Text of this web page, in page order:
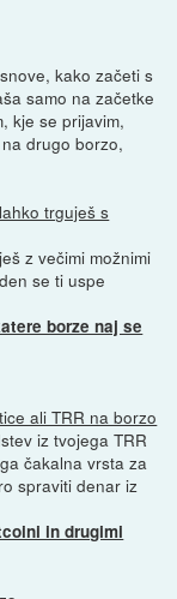
kako začeti s
samo na začetke
kje se prijavim,
drugo borzo,
trguješ s
z večimi možnimi
se ti uspe
borze naj se
ali TRR na borzo
iz tvojega TRR
čakalna vrsta za
spraviti denar iz
in drugimi